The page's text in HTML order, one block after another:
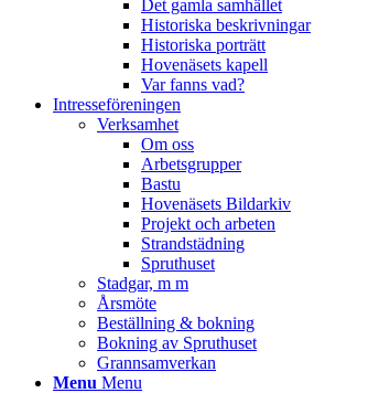
Det gamla samhället
Historiska beskrivningar
Historiska porträtt
Hovenäsets kapell
Var fanns vad?
Intresseföreningen
Verksamhet
Om oss
Arbetsgrupper
Bastu
Hovenäsets Bildarkiv
Projekt och arbeten
Strandstädning
Spruthuset
Stadgar, m m
Årsmöte
Beställning & bokning
Bokning av Spruthuset
Grannsamverkan
Menu Menu